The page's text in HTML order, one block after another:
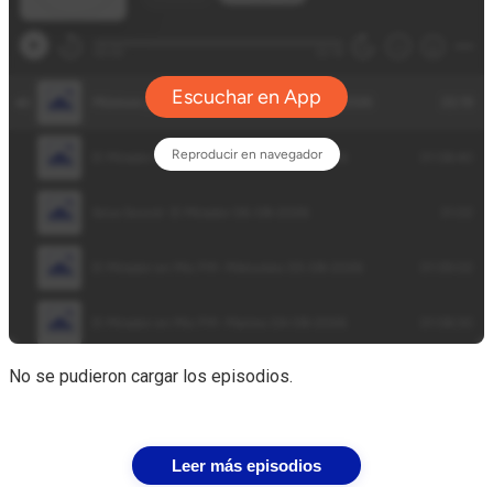
No se pudieron cargar los episodios.
Leer más episodios